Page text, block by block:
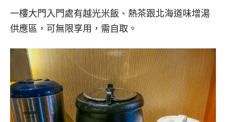
一樓大門入門處有越光米飯、熱茶跟北海道味增湯
供應區，可無限享用，需自取。